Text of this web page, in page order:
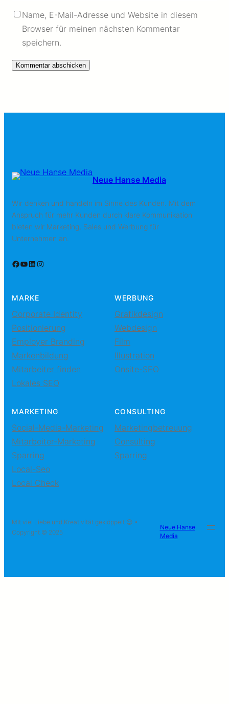
Name, E-Mail-Adresse und Website in diesem
Browser für meinen nächsten Kommentar
speichern.
Neue Hanse Media
Wir denken und handeln im Sinne des Kunden. Mit dem
Anspruch für mehr Kunden durch klare Kommunikation
bieten wir Marketing, Sales und Werbung für
Unternehmen an.
Facebook YouTube LinkedIn Instagram
MARKE
Corporate Identity
Positionierung
Employer Branding
Markenbildung
Mitarbeiter finden
Lokales SEO
WERBUNG
Grafikdesign
Webdesign
Film
Illustration
Onsite-SEO
MARKETING
Social-Media-Marketing
Mitarbeiter-Marketing
Sparring
Local-Seo
Local Check
CONSULTING
Marketingbetreuung
Consulting
Sparring
Mit viel Liebe und Kreativität geklöppelt 😉 •
Copyright © 2025
Neue Hanse
Media